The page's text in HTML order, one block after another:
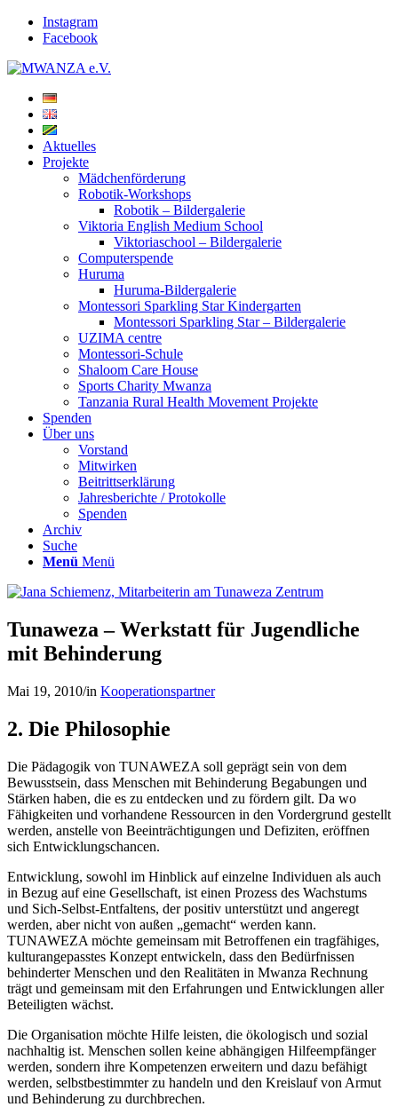
Instagram
Facebook
Aktuelles
Projekte
Mädchenförderung
Robotik-Workshops
Robotik – Bildergalerie
Viktoria English Medium School
Viktoriaschool – Bildergalerie
Computerspende
Huruma
Huruma-Bildergalerie
Montessori Sparkling Star Kindergarten
Montessori Sparkling Star – Bildergalerie
UZIMA centre
Montessori-Schule
Shaloom Care House
Sports Charity Mwanza
Tanzania Rural Health Movement Projekte
Spenden
Über uns
Vorstand
Mitwirken
Beitrittserklärung
Jahresberichte / Protokolle
Spenden
Archiv
Suche
Menü Menü
Tunaweza – Werkstatt für Jugendliche
mit Behinderung
Mai 19, 2010/in Kooperationspartner
2. Die Philosophie
Die Pädagogik von TUNAWEZA soll geprägt sein von dem
Bewusstsein, dass Menschen mit Behinderung Begabungen und
Stärken haben, die es zu entdecken und zu fördern gilt. Da wo
Fähigkeiten und vorhandene Ressourcen in den Vordergrund gestellt
werden, anstelle von Beeinträchtigungen und Defiziten, eröffnen
sich Entwicklungschancen.
Entwicklung, sowohl im Hinblick auf einzelne Individuen als auch
in Bezug auf eine Gesellschaft, ist einen Prozess des Wachstums
und Sich-Selbst-Entfaltens, der positiv unterstützt und angeregt
werden, aber nicht von außen „gemacht“ werden kann.
TUNAWEZA möchte gemeinsam mit Betroffenen ein tragfähiges,
kulturangepasstes Konzept entwickeln, dass den Bedürfnissen
behinderter Menschen und den Realitäten in Mwanza Rechnung
trägt und gemeinsam mit den Erfahrungen und Entwicklungen aller
Beteiligten wächst.
Die Organisation möchte Hilfe leisten, die ökologisch und sozial
nachhaltig ist. Menschen sollen keine abhängigen Hilfeempfänger
werden, sondern ihre Kompetenzen erweitern und dazu befähigt
werden, selbstbestimmter zu handeln und den Kreislauf von Armut
und Behinderung zu durchbrechen.